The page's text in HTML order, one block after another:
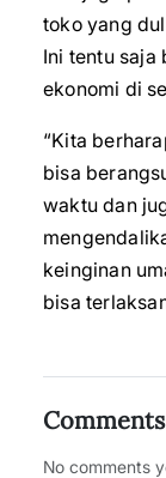
toko yang
Ini tentu
ekonomi di
“Kita
bisa
waktu dan
keinginan
bisa
Comments
No comments